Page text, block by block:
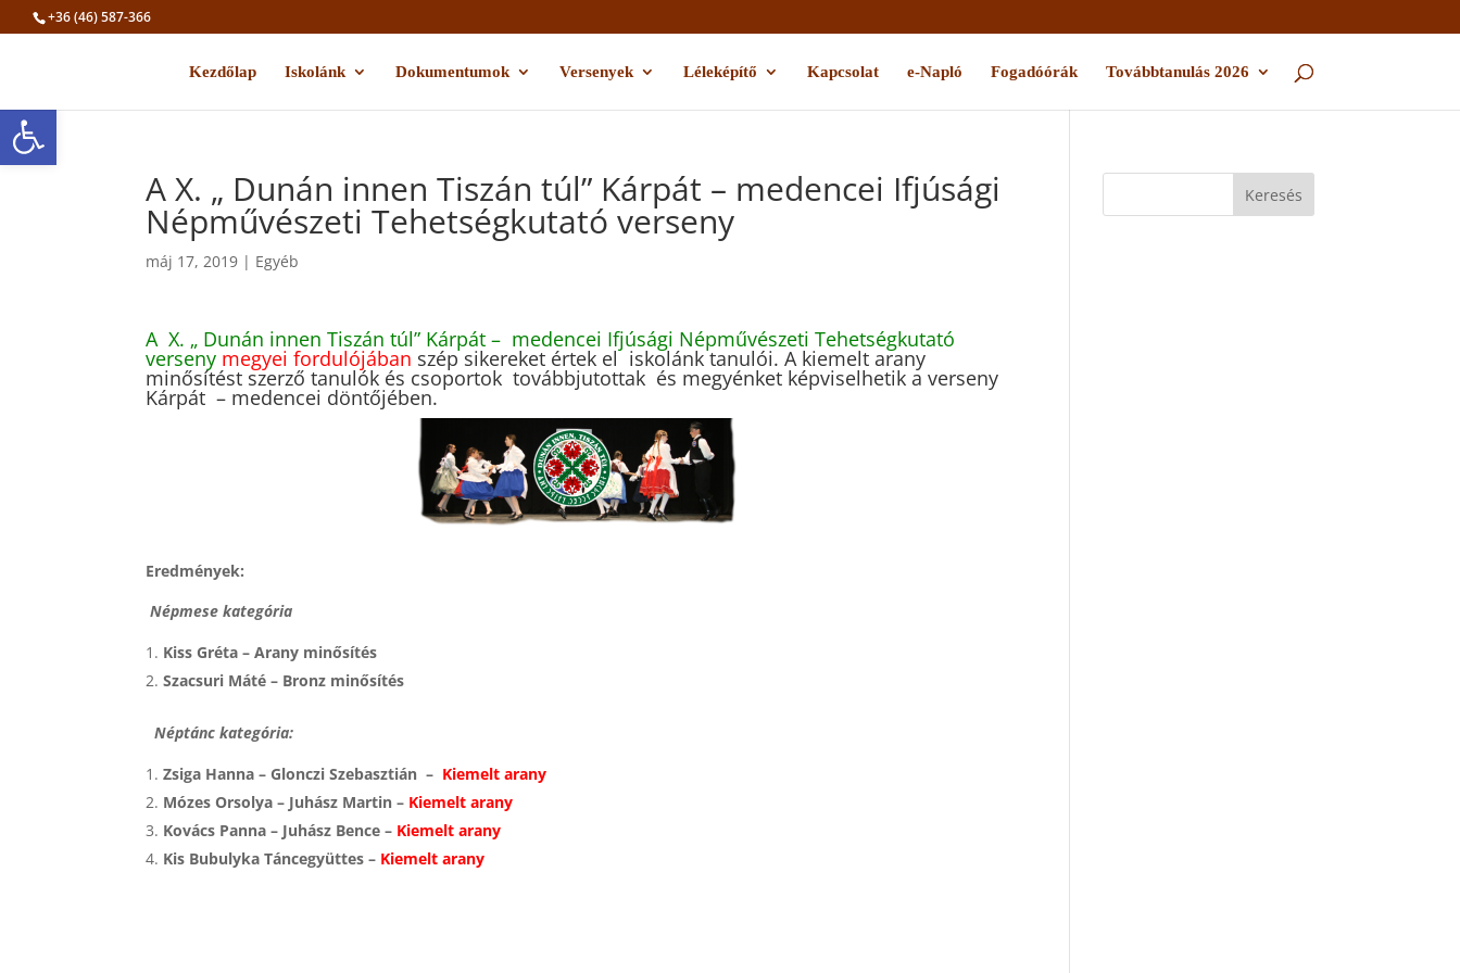
Eszköztár megnyitása
+36 (46) 587-366
Kezdőlap Iskolánk Dokumentumok Versenyek Léleképítő Kapcsolat e-Napló Fogadóórák Továbbtanulás 2026
A X. „ Dunán innen Tiszán túl” Kárpát – medencei Ifjúsági
Népművészeti Tehetségkutató verseny
máj 17, 2019 | Egyéb
A X. „ Dunán innen Tiszán túl” Kárpát – medencei Ifjúsági Népművészeti Tehetségkutató
verseny megyei fordulójában szép sikereket értek el iskolánk tanulói. A kiemelt arany
minősítést szerző tanulók és csoportok továbbjutottak és megyénket képviselhetik a verseny
Kárpát – medencei döntőjében.
Eredmények:
Népmese kategória
Kiss Gréta – Arany minősítés
Szacsuri Máté – Bronz minősítés
Néptánc kategória:
Zsiga Hanna – Glonczi Szebasztián – Kiemelt arany
Mózes Orsolya – Juhász Martin – Kiemelt arany
Kovács Panna – Juhász Bence – Kiemelt arany
Kis Bubulyka Táncegyüttes – Kiemelt arany